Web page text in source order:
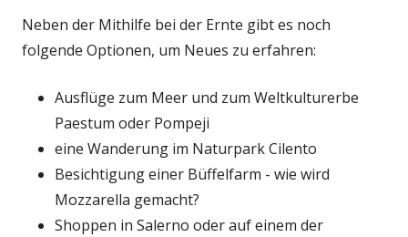
Neben der Mithilfe bei der Ernte gibt es noch
folgende Optionen, um Neues zu erfahren:
Ausflüge zum Meer und zum Weltkulturerbe
Paestum oder Pompeji
eine Wanderung im Naturpark Cilento
Besichtigung einer Büffelfarm - wie wird
Mozzarella gemacht?
Shoppen in Salerno oder auf einem der